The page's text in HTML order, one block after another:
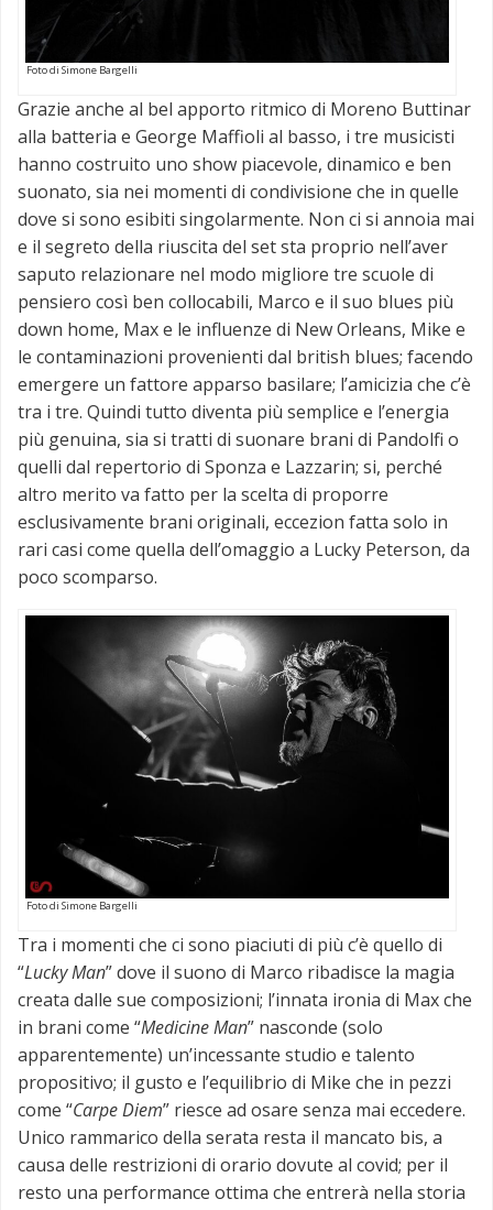
Foto di Simone Bargelli
Grazie anche al bel apporto ritmico di Moreno Buttinar
alla batteria e George Maffioli al basso, i tre musicisti
hanno costruito uno show piacevole, dinamico e ben
suonato, sia nei momenti di condivisione che in quelle
dove si sono esibiti singolarmente. Non ci si annoia mai
e il segreto della riuscita del set sta proprio nell’aver
saputo relazionare nel modo migliore tre scuole di
pensiero così ben collocabili, Marco e il suo blues più
down home, Max e le influenze di New Orleans, Mike e
le contaminazioni provenienti dal british blues; facendo
emergere un fattore apparso basilare; l’amicizia che c’è
tra i tre. Quindi tutto diventa più semplice e l’energia
più genuina, sia si tratti di suonare brani di Pandolfi o
quelli dal repertorio di Sponza e Lazzarin; si, perché
altro merito va fatto per la scelta di proporre
esclusivamente brani originali, eccezion fatta solo in
rari casi come quella dell’omaggio a Lucky Peterson, da
poco scomparso.
Foto di Simone Bargelli
Tra i momenti che ci sono piaciuti di più c’è quello di
“Lucky Man” dove il suono di Marco ribadisce la magia
creata dalle sue composizioni; l’innata ironia di Max che
in brani come “Medicine Man” nasconde (solo
apparentemente) un’incessante studio e talento
propositivo; il gusto e l’equilibrio di Mike che in pezzi
come “Carpe Diem” riesce ad osare senza mai eccedere.
Unico rammarico della serata resta il mancato bis, a
causa delle restrizioni di orario dovute al covid; per il
resto una performance ottima che entrerà nella storia